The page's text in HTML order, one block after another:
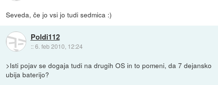
Seveda, če jo vsi jo tudi sedmica :)
Poldi112
::6. feb 2010, 12:24
>Isti pojav se dogaja tudi na drugih OS in to pomeni, da 7 dejansko
ubija baterijo?